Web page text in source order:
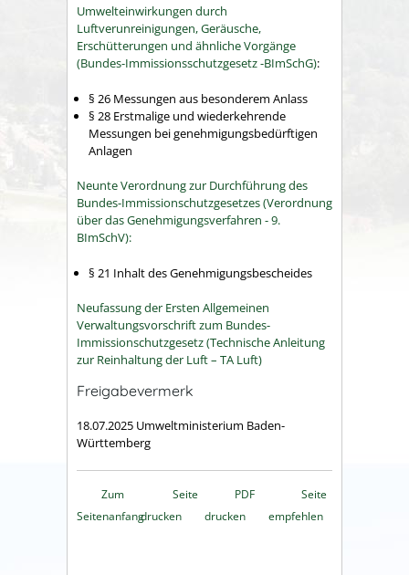
Umwelteinwirkungen durch
Luftverunreinigungen, Geräusche,
Erschütterungen und ähnliche Vorgänge
(Bundes-Immissionsschutzgesetz -BImSchG):
§ 26 Messungen aus besonderem Anlass
§ 28 Erstmalige und wiederkehrende
Messungen bei genehmigungsbedürftigen
Anlagen
Neunte Verordnung zur Durchführung des
Bundes-Immissionschutzgesetzes (Verordnung
über das Genehmigungsverfahren - 9.
BImSchV):
§ 21 Inhalt des Genehmigungsbescheides
Neufassung der Ersten Allgemeinen
Verwaltungsvorschrift zum Bundes-
Immissionschutzgesetz (Technische Anleitung
zur Reinhaltung der Luft – TA Luft)
Freigabevermerk
18.07.2025 Umweltministerium Baden-
Württemberg
Zum
Seitenanfang
Seite
drucken
PDF
drucken
Seite
empfehlen